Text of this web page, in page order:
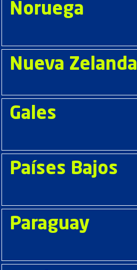
Noruega
Nueva Zelanda
Gales
Países Bajos
Paraguay